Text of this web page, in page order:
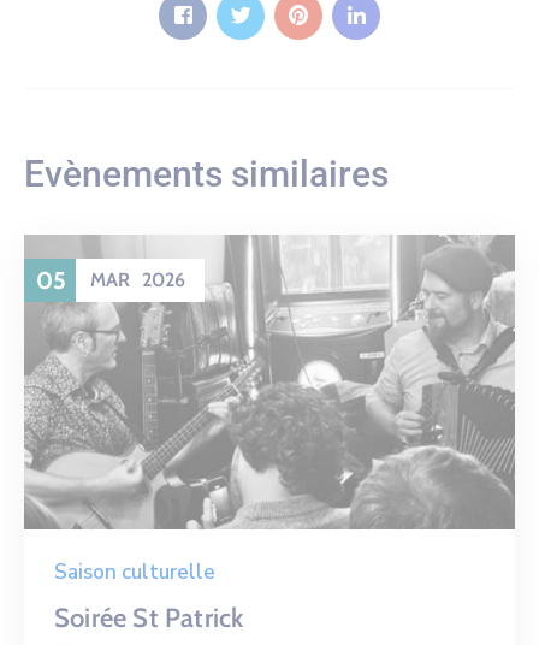
Evènements similaires
05 MAR 2026
Saison culturelle
Soirée St Patrick